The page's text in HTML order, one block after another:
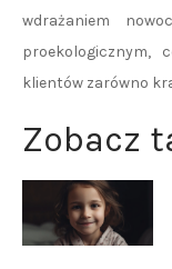
wdrażaniem
klientów zarówno
Zobacz